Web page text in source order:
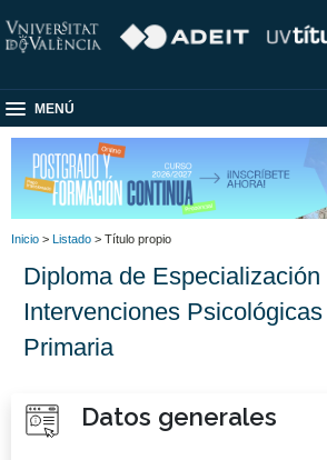
MENÚ
Inicio > Listado > Título propio
Diploma de Especialización
Intervenciones
Primaria
Datos generales